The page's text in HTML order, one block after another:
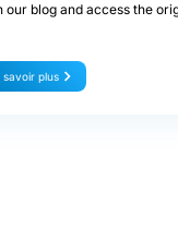
our blog and access the
savoir plus